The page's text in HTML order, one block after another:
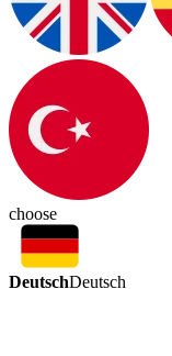
choose
DeutschDeutsch